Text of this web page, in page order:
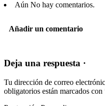
Aún No hay comentarios.
Añadir un comentario
Deja una respuesta ·
Tu dirección de correo
obligatorios están marcados con